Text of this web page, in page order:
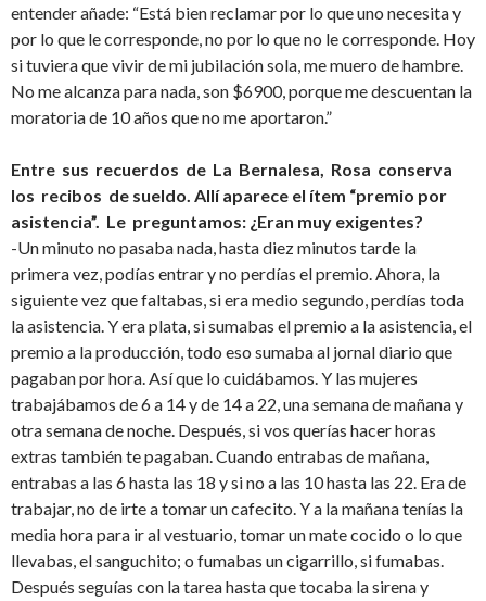
entender añade: “Está bien reclamar por lo que uno necesita y
por lo que le corresponde, no por lo que no le corresponde. Hoy
si tuviera que vivir de mi jubilación sola, me muero de hambre.
No me alcanza para nada, son $6900, porque me descuentan la
moratoria de 10 años que no me aportaron.”
Entre sus recuerdos de La Bernalesa, Rosa conserva
los recibos de sueldo. Allí aparece el ítem “premio por
asistencia”. Le preguntamos: ¿Eran muy exigentes?
-Un minuto no pasaba nada, hasta diez minutos tarde la
primera vez, podías entrar y no perdías el premio. Ahora, la
siguiente vez que faltabas, si era medio segundo, perdías toda
la asistencia. Y era plata, si sumabas el premio a la asistencia, el
premio a la producción, todo eso sumaba al jornal diario que
pagaban por hora. Así que lo cuidábamos. Y las mujeres
trabajábamos de 6 a 14 y de 14 a 22, una semana de mañana y
otra semana de noche. Después, si vos querías hacer horas
extras también te pagaban. Cuando entrabas de mañana,
entrabas a las 6 hasta las 18 y si no a las 10 hasta las 22. Era de
trabajar, no de irte a tomar un cafecito. Y a la mañana tenías la
media hora para ir al vestuario, tomar un mate cocido o lo que
llevabas, el sanguchito; o fumabas un cigarrillo, si fumabas.
Después seguías con la tarea hasta que tocaba la sirena y